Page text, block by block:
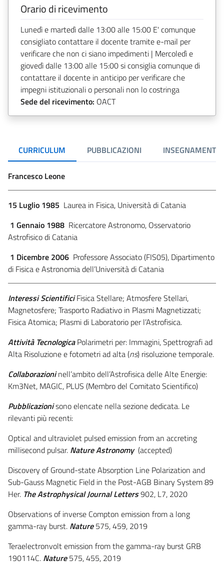
Orario di ricevimento
Lunedì e martedì dalle 13:00 alle 15:00 E' comunque
consigliato contattare il docente tramite e-mail per
verificare che non ci siano impedimenti | Mercoledì e
giovedì dalle 13:00 alle 15:00 si consiglia comunque di
contattare il docente in anticipo per verificare che
impegni istituzionali o personali non lo costringa
Sede del ricevimento: OACT
CURRICULUM PUBBLICAZIONI INSEGNAMENTI
Francesco Leone
15 Luglio 1985 Laurea in Fisica, Università di Catania
1 Gennaio 1988 Ricercatore Astronomo, Osservatorio
Astrofisico di Catania
1 Dicembre 2006 Professore Associato (FIS05), Dipartimento
di Fisica e Astronomia dell’Università di Catania
Interessi ScientificiFisica Stellare; Atmosfere Stellari,
Magnetosfere; Trasporto Radiativo in Plasmi Magnetizzati;
Fisica Atomica; Plasmi di Laboratorio per l’Astrofisica.
Attività TecnologicaPolarimetri per: Immagini, Spettrografi ad
Alta Risoluzione e fotometri ad alta (ns) risoluzione temporale.
Collaborazioninell’ambito dell’Astrofisica delle Alte Energie:
Km3Net, MAGIC, PLUS (Membro del Comitato Scientifico)
Pubblicazionisono elencate nella sezione dedicata. Le
rilevanti più recenti:
Optical and ultraviolet pulsed emission from an accreting
millisecond pulsar. Nature Astronomy(accepted)
Discovery of Ground-state Absorption Line Polarization and
Sub-Gauss Magnetic Field in the Post-AGB Binary System 89
Her. The Astrophysical Journal Letters902, L7, 2020
Observations of inverse Compton emission from a long
gamma-ray burst. Nature575, 459, 2019
Teraelectronvolt emission from the gamma-ray burst GRB
190114C. Nature575, 455, 2019